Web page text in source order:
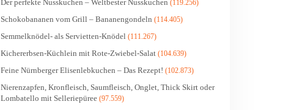
Der perfekte Nusskuchen – Weltbester Nusskuchen (119.256)
Schokobananen vom Grill – Bananengondeln (114.405)
Semmelknödel- als Servietten-Knödel (111.267)
Kichererbsen-Küchlein mit Rote-Zwiebel-Salat (104.639)
Feine Nürnberger Elisenlebkuchen – Das Rezept! (102.873)
Nierenzapfen, Kronfleisch, Saumfleisch, Onglet, Thick Skirt oder
Lombatello mit Selleriepüree (97.559)